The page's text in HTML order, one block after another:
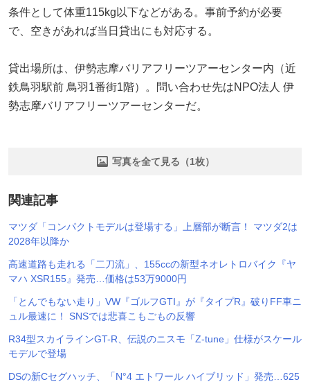
条件として体重115kg以下などがある。事前予約が必要
で、空きがあれば当日貸出にも対応する。
貸出場所は、伊勢志摩バリアフリーツアーセンター内（近
鉄鳥羽駅前 鳥羽1番街1階）。問い合わせ先はNPO法人 伊
勢志摩バリアフリーツアーセンターだ。
写真を全て見る（1枚）
関連記事
マツダ「コンパクトモデルは登場する」上層部が断言！ マツダ2は
2028年以降か
高速道路も走れる「二刀流」、155ccの新型ネオレトロバイク『ヤ
マハ XSR155』発売…価格は53万9000円
「とんでもない走り」VW『ゴルフGTI』が『タイプR』破りFF車ニ
ュル最速に！ SNSでは悲喜こもごもの反響
R34型スカイラインGT-R、伝説のニスモ「Z-tune」仕様がスケール
モデルで登場
DSの新Cセグハッチ、「N°4 エトワール ハイブリッド」発売…625